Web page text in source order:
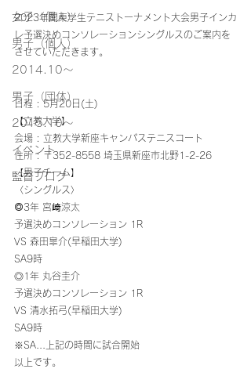
女子（個人）
男子（個人）
2014.10〜
男子（団体）
2015.10～
イベント
監督ブログ
2023年関東学生テニストーナメント大会男子インカ
レ予選決めコンソレーションシングルスのご案内を
させていただきます。
日程 : 5月20日(土)
【立教大学】
会場 : 立教大学新座キャンパステニスコート
住所 : 〒352-8558 埼玉県新座市北野1-2-26
【男子チーム】
〈シングルス〉
◎3年 宮﨑涼太
予選決めコンソレーション 1R
VS 森田皐介(早稲田大学)
SA9時
◎1年 丸谷圭介
予選決めコンソレーション 1R
VS 清水拓弓(早稲田大学)
SA9時
※SA...上記の時間に試合開始
以上です。